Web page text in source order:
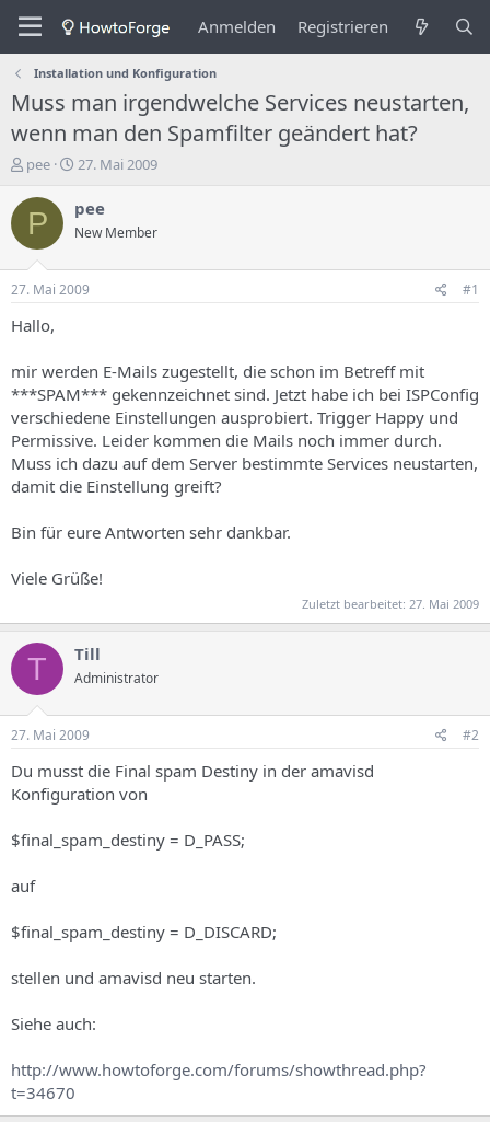
Anmelden Registrieren
Installation und Konfiguration
Muss man irgendwelche Services neustarten,
wenn man den Spamfilter geändert hat?
E
s
e
l
e
r
s
T
h
e
m
s
pee
E
s
t
e
l
u
d
a
t
u
m
27. Mai 2009
P pee
New Member
27. Mai 2009 #1
Hallo,
mir werden E-Mails zugestellt, die schon im Betreff mit
***SPAM*** gekennzeichnet sind. Jetzt habe ich bei ISPConfig
verschiedene Einstellungen ausprobiert. Trigger Happy und
Permissive. Leider kommen die Mails noch immer durch.
Muss ich dazu auf dem Server bestimmte Services neustarten,
damit die Einstellung greift?
Bin für eure Antworten sehr dankbar.
Viele Grüße!
Zuletzt bearbeitet: 27. Mai 2009
T Till
Administrator
27. Mai 2009 #2
Du musst die Final spam Destiny in der amavisd
Konfiguration von
$final_spam_destiny = D_PASS;
auf
$final_spam_destiny = D_DISCARD;
stellen und amavisd neu starten.
Siehe auch:
http://www.howtoforge.com/forums/showthread.php?
t=34670